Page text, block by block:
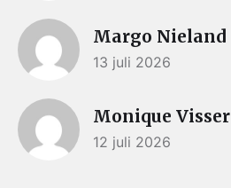
Margo Nieland
13 juli 2026
Monique Visser
12 juli 2026